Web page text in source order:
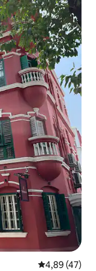
4,89 de uma
4,89 (47)